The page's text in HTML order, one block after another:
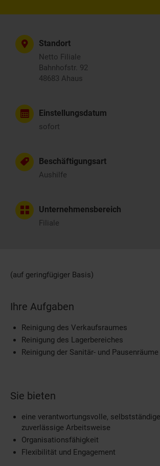
Standort
Netto Filiale
Bahnhofstr. 92
48683 Ahaus
Einstellungsdatum
sofort
Beschäftigungsart
Aushilfe
Unternehmensbereich
Filiale
(auf geringfügiger Basis)
Ihre Aufgaben
Reinigung des Verkaufsraumes
Reinigung des Lagerbereiches
Reinigung der Sanitär- und Pausenräume
Sie bieten
eine verantwortungsvolle,
zuverlässige Arbeitsweise
Organisationsfähigkeit
Flexibilität und Engagement